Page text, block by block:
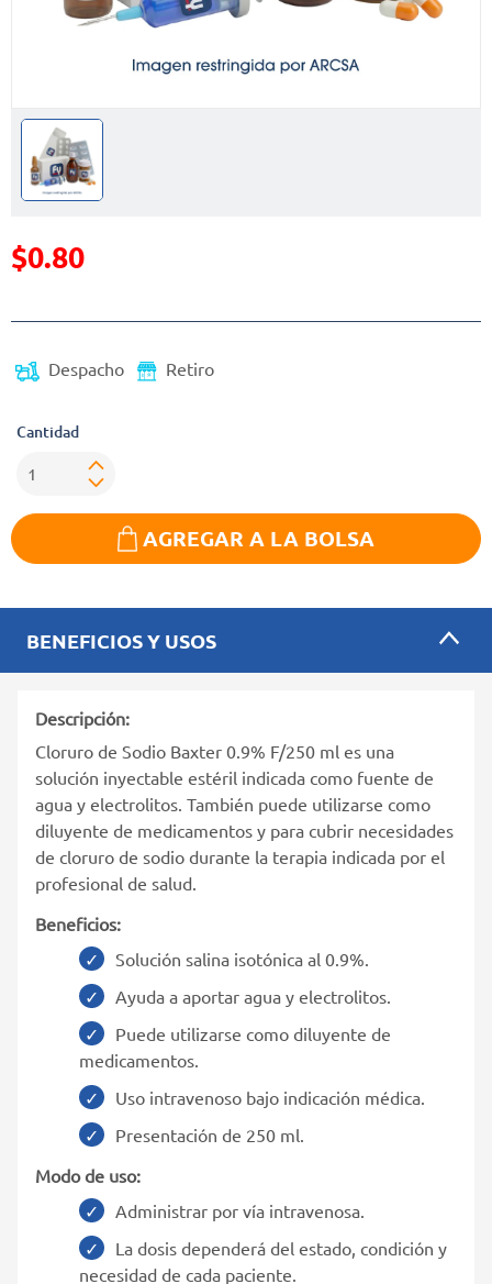
Precio reducido de
$0.80
Despacho Retiro
Cantidad
AGREGAR A LA BOLSA
BENEFICIOS Y USOS
Descripción:
Cloruro de Sodio Baxter 0.9% F/250 ml es una
solución inyectable estéril indicada como fuente de
agua y electrolitos. También puede utilizarse como
diluyente de medicamentos y para cubrir necesidades
de cloruro de sodio durante la terapia indicada por el
profesional de salud.
Beneficios:
Solución salina isotónica al 0.9%.
Ayuda a aportar agua y electrolitos.
Puede utilizarse como diluyente de
medicamentos.
Uso intravenoso bajo indicación médica.
Presentación de 250 ml.
Modo de uso:
Administrar por vía intravenosa.
La dosis dependerá del estado, condición y
necesidad de cada paciente.